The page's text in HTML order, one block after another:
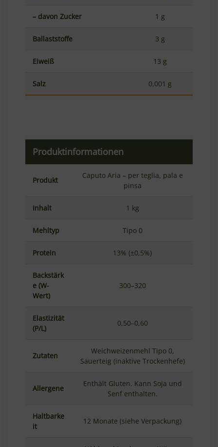
– davon Zucker 1 g
Ballaststoffe 3 g
Eiweiß 13 g
Salz 0,001 g
Produktinformationen
Produkt
Caputo Aria – per teglia, pala e
pinsa
Inhalt 1 kg
Mehltyp Tipo 0
Protein 13% (±0,5%)
Backstärk
e (W-
Wert)
300–320
Elastizität
(P/L)
0,50–0,60
Zutaten
Weichweizenmehl Tipo 0,
Sauerteig (inaktive Trockenhefe)
Allergene
Enthält Gluten. Kann Soja und
Senf enthalten.
Haltbarke
it
12 Monate (siehe Verpackung)